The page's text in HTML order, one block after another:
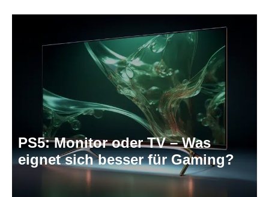
PS5: Monitor oder TV – Was
eignet sich besser für Gaming?